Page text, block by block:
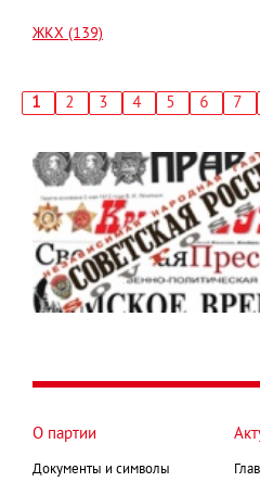
ЖКХ (139)
Текущая
1 Страница
2 Страница
3 Страница
4 Страница
5 Страница
6 7
О партии
Документы и символы